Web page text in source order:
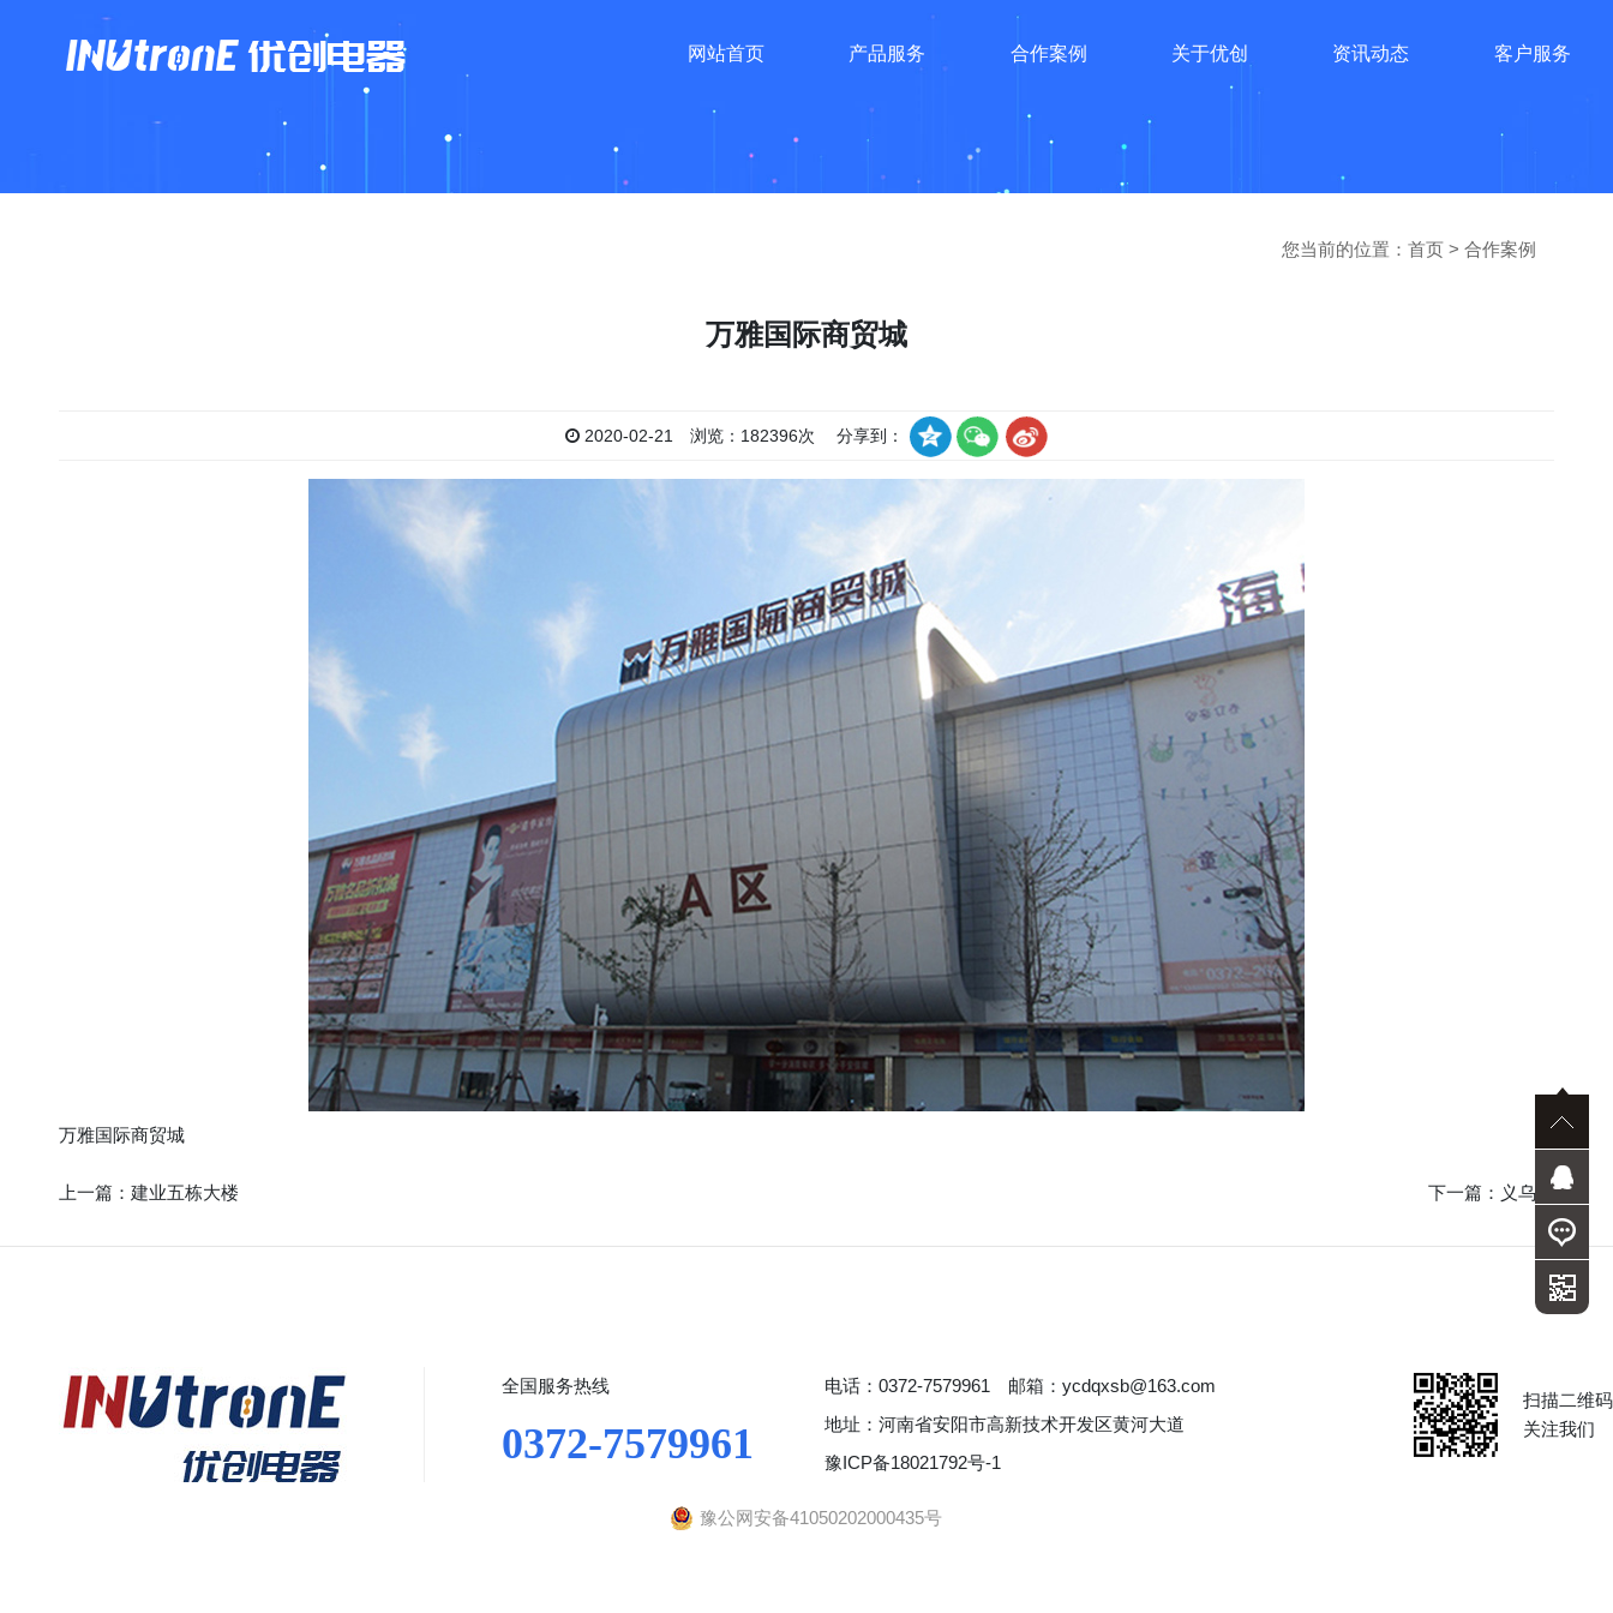
网站首页 产品服务 合作案例 关于优创 资讯动态 客户服务
您当前的位置：首页 >合作案例
万雅国际商贸城
2020-02-21 浏览：182396次 分享到：
万雅国际商贸城
上一篇： 建业五栋大楼 下一篇： 义乌城
全国服务热线
0372-7579961
电话：0372-7579961 邮箱：ycdqxsb@163.com
地址：河南省安阳市高新技术开发区黄河大道
豫ICP备18021792号-1
扫描二维码
关注我们
豫公网安备41050202000435号